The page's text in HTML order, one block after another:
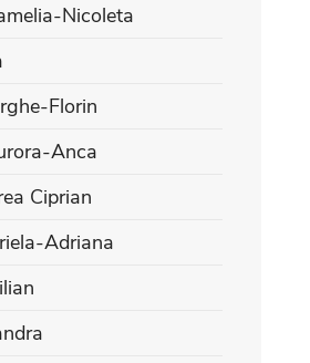
Nicoleta
Florin
Anca
Ciprian
Adriana